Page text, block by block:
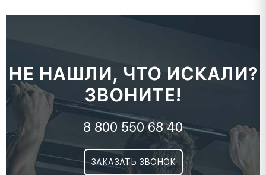
НЕ НАШЛИ, ЧТО ИСКАЛИ?
ЗВОНИТЕ!
8 800 550 68 40
ЗАКАЗАТЬ ЗВОНОК